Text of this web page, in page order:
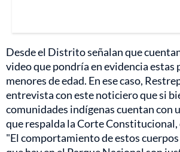
Desde el Distrito señalan que
video que pondría en evidencia estas
menores de edad. En ese caso,
entrevista con este noticiero que si
comunidades indígenas cuentan con
que respalda la Corte
"El comportamiento de estos